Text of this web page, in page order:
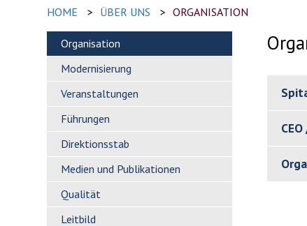
HOME > ÜBER UNS > ORGANISATION
Organisation
Modernisierung
Veranstaltungen
Führungen
Direktionsstab
Medien und Publikationen
Qualität
Leitbild